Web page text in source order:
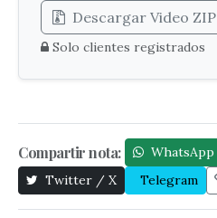
Descargar Video ZIP
Solo clientes registrados
Compartir nota: WhatsApp
Twitter / X
Telegram